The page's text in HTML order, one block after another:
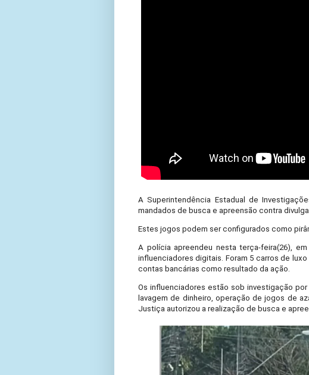
A Superintendência Estadual de
mandados de busca e apreensão contra
Estes jogos podem ser configurados como
A polícia apreendeu nesta terça-feira(26),
influenciadores digitais. Foram 5 carros de
contas bancárias como resultado da ação.
Os influenciadores estão sob investigação
lavagem de dinheiro, operação de jogos de
Justiça autorizou a realização de busca e